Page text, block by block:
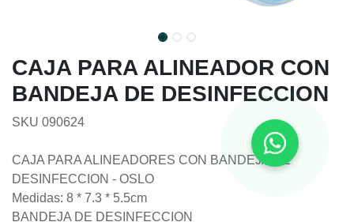
CAJA PARA ALINEADOR CON
BANDEJA DE DESINFECCION
SKU 090624
CAJA PARA ALINEADORES CON BANDEJA DE
DESINFECCION - OSLO
Medidas: 8 * 7.3 * 5.5cm
BANDEJA DE DESINFECCION